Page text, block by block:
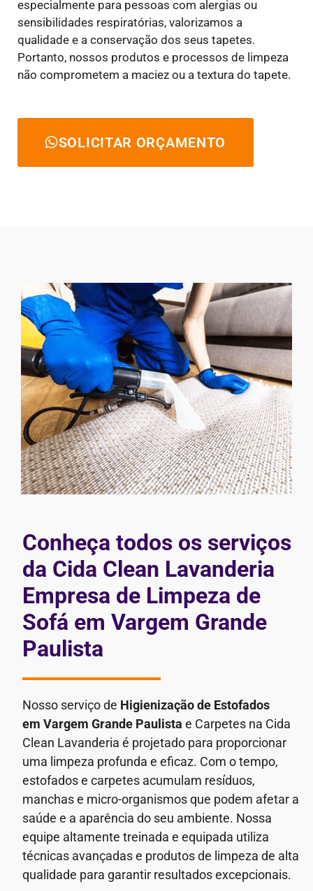
especialmente para pessoas com alergias ou
sensibilidades respiratórias, valorizamos a
qualidade e a conservação dos seus tapetes.
Portanto, nossos produtos e processos de limpeza
não comprometem a maciez ou a textura do tapete.
SOLICITAR ORÇAMENTO
Conheça todos os serviços
da Cida Clean Lavanderia
Empresa de Limpeza de
Sofá em Vargem Grande
Paulista
Nosso serviço de Higienização de Estofados
em Vargem Grande Paulista e Carpetes na Cida
Clean Lavanderia é projetado para proporcionar
uma limpeza profunda e eficaz. Com o tempo,
estofados e carpetes acumulam resíduos,
manchas e micro-organismos que podem afetar a
saúde e a aparência do seu ambiente. Nossa
equipe altamente treinada e equipada utiliza
técnicas avançadas e produtos de limpeza de alta
qualidade para garantir resultados excepcionais.